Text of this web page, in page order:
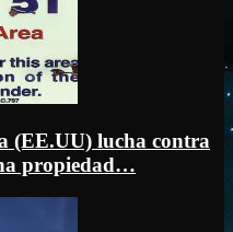
(EE.UU) lucha contra
propiedad…